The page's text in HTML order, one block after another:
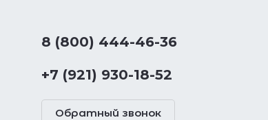
8 (800) 444-46-36
+7 (921) 930-18-52
Обратный звонок